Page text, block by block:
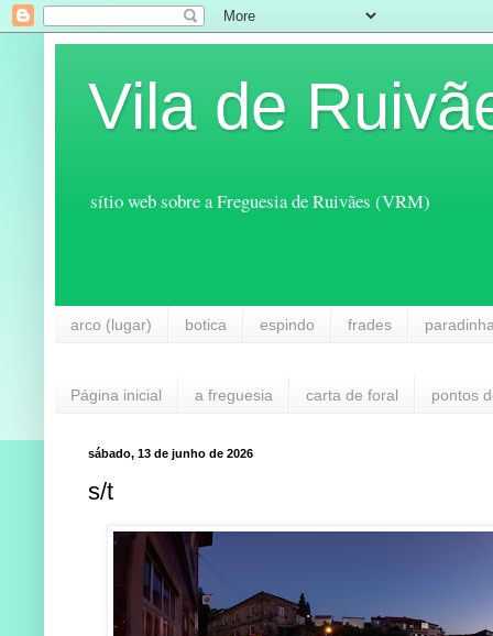
Vila de
sítio web sobre a Freguesia de Ruivães (VRM)
arco (lugar) botica espindo frades
Página inicial a freguesia carta de foral pontos
sábado, 13 de junho de 2026
s/t